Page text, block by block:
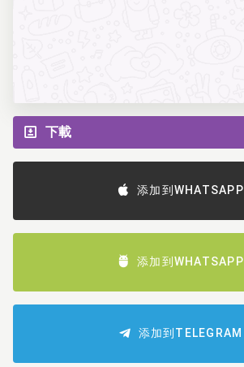
下載
添加到WHATSAPP
添加到WHATSAPP
添加到TELEGRAM